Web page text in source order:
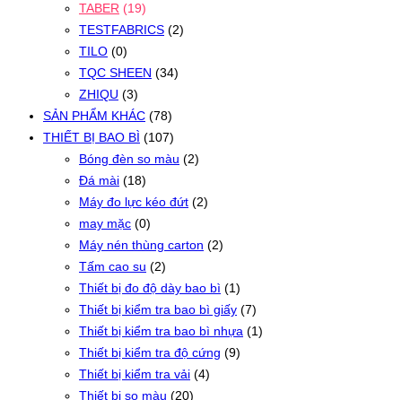
TABER (19)
TESTFABRICS (2)
TILO (0)
TQC SHEEN (34)
ZHIQU (3)
SẢN PHẨM KHÁC (78)
THIẾT BỊ BAO BÌ (107)
Bóng đèn so màu (2)
Đá mài (18)
Máy đo lực kéo đứt (2)
may mặc (0)
Máy nén thùng carton (2)
Tấm cao su (2)
Thiết bị đo độ dày bao bì (1)
Thiết bị kiểm tra bao bì giấy (7)
Thiết bị kiểm tra bao bì nhựa (1)
Thiết bị kiểm tra độ cứng (9)
Thiết bị kiểm tra vải (4)
Thiết bị so màu (20)